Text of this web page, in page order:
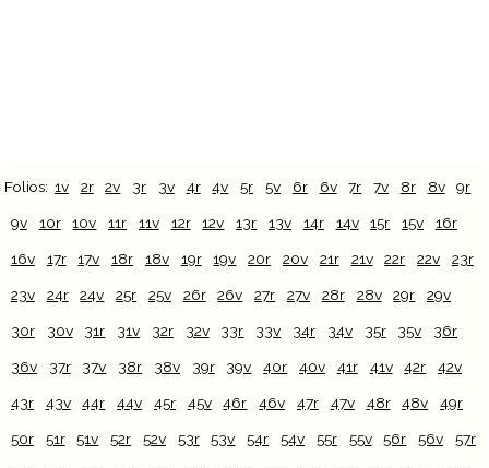
Folios: 1v 2r 2v 3r 3v 4r 4v 5r 5v 6r 6v 7r 7v 8r 8v 9r
9v 10r 10v 11r 11v 12r 12v 13r 13v 14r 14v 15r 15v 16r
16v 17r 17v 18r 18v 19r 19v 20r 20v 21r 21v 22r 22v 23r
23v 24r 24v 25r 25v 26r 26v 27r 27v 28r 28v 29r 29v
30r 30v 31r 31v 32r 32v 33r 33v 34r 34v 35r 35v 36r
36v 37r 37v 38r 38v 39r 39v 40r 40v 41r 41v 42r 42v
43r 43v 44r 44v 45r 45v 46r 46v 47r 47v 48r 48v 49r
50r 51r 51v 52r 52v 53r 53v 54r 54v 55r 55v 56r 56v 57r